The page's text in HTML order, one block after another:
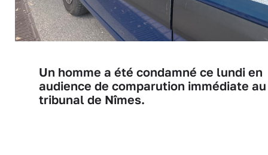
Un homme a été condamné ce lundi en
audience de comparution immédiate au
tribunal de Nîmes.